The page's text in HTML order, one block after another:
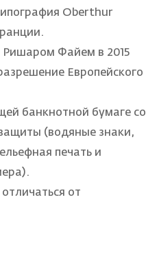
Oberthur
Ришаром Файем в 2015
Европейского
банкнотной бумаге со
(водяные знаки,
печать и
от